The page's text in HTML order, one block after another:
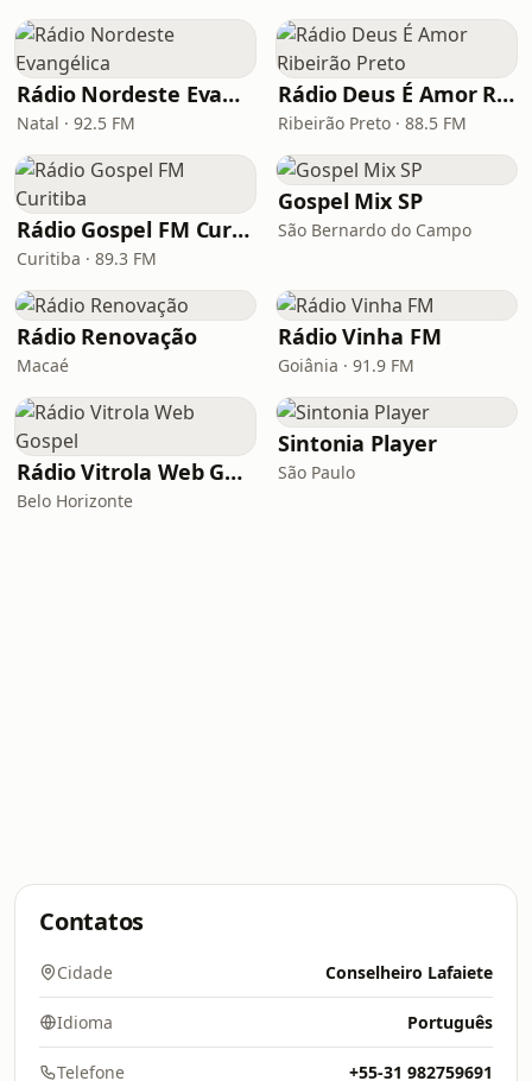
Rádio Nordeste Evangélica
Natal · 92.5 FM
Rádio Deus É Amor Ribeirão Preto
Ribeirão Preto · 88.5 FM
Rádio Gospel FM Curitiba
Curitiba · 89.3 FM
Gospel Mix SP
São Bernardo do Campo
Rádio Renovação
Macaé
Rádio Vinha FM
Goiânia · 91.9 FM
Rádio Vitrola Web Gospel
Belo Horizonte
Sintonia Player
São Paulo
Contatos
Cidade Conselheiro Lafaiete
Idioma Português
Telefone +55-31 982759691